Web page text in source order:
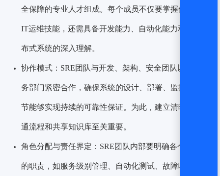
全保障的专业人才组成。每个成员不仅要掌握传统的
IT运维技能，还需具备开发能力、自动化能力和对分
布式系统的深入理解。
协作模式：SRE团队与开发、架构、安全团队以及业
务部门紧密合作，确保系统的设计、部署、监控等环
节能够实现持续的可靠性保证。为此，建立清晰的沟
通流程和共享知识库至关重要。
角色分配与责任界定：SRE团队内部要明确各个角色
的职责，如服务级别管理、自动化测试、故障响应、